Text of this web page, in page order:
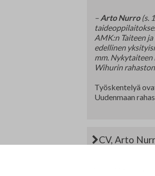
– Arto Nurro(s.
AMK:n Taiteen
edellinen
mm. Nykytaiteen
Wihurin
Työskentelyä
Uudenmaan
CV, Arto